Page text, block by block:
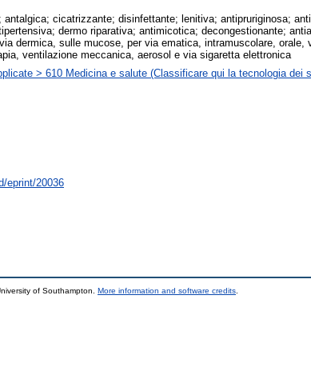
cicatrizzante; disinfettante; lenitiva; antipruriginosa;
dermo riparativa; antimicotica; decongestionante;
dermica, sulle mucose, per via ematica, intramuscolare, orale,
ventilazione meccanica, aerosol e via sigaretta elettronica
> 610 Medicina e salute (Classificare qui la tecnologia dei
eprint/20036
of Southampton. More information and software credits